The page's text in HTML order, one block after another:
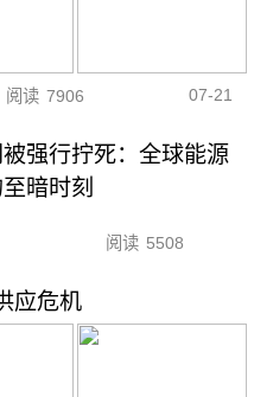
阅读 7906 07-21
强行拧死：全球能源
暗时刻
阅读 5508
应危机